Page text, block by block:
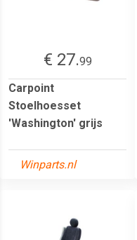
€ 27.99
Carpoint
Stoelhoesset
'Washington' grijs
Winparts.nl